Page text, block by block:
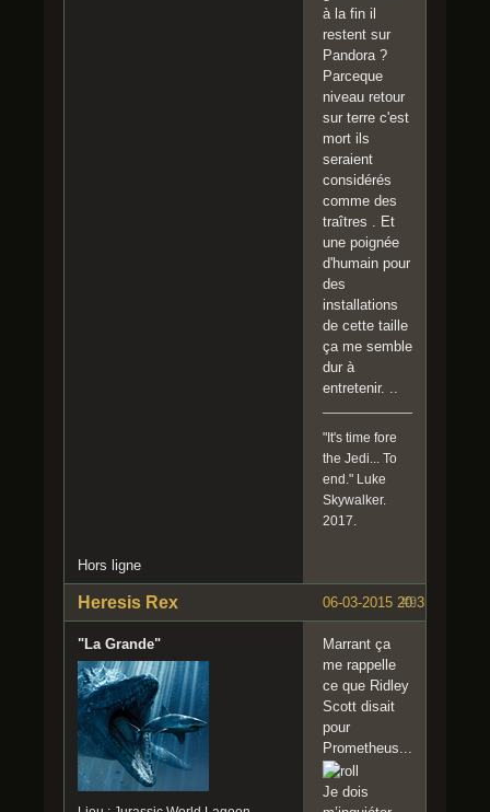
à la fin il
restent sur
Pandora ?
Parceque
niveau retour
sur terre c'est
mort ils
seraient
considérés
comme des
traîtres . Et
une poignée
d'humain pour
des
installations
de cette taille
ça me semble
dur à
entretenir. ..
"It's time fore
the Jedi... To
end." Luke
Skywalker.
2017.
Hors ligne
#9
06-03-2015 20:35:44
Heresis Rex
"La Grande"
Marrant ça
me rappelle
ce que Ridley
Scott disait
pour
Prometheus...
Je dois